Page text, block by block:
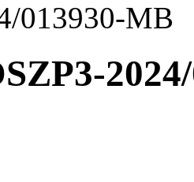
013930-MB